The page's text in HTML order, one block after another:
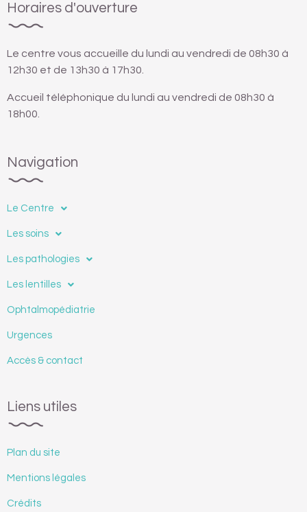
Horaires d'ouverture
Le centre vous accueille du lundi au vendredi de 08h30 à
12h30 et de 13h30 à 17h30.
Accueil téléphonique du lundi au vendredi de 08h30 à
18h00.
Navigation
Le Centre
Les soins
Les pathologies
Les lentilles
Ophtalmopédiatrie
Urgences
Accès & contact
Liens utiles
Plan du site
Mentions légales
Crédits